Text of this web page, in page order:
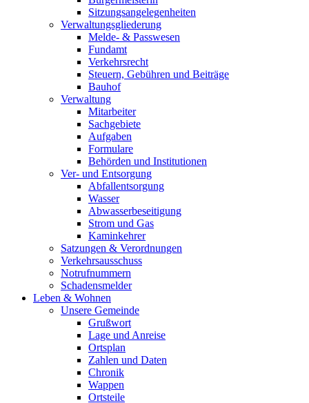
Sitzungsangelegenheiten
Verwaltungsgliederung
Melde- & Passwesen
Fundamt
Verkehrsrecht
Steuern, Gebühren und Beiträge
Bauhof
Verwaltung
Mitarbeiter
Sachgebiete
Aufgaben
Formulare
Behörden und Institutionen
Ver- und Entsorgung
Abfallentsorgung
Wasser
Abwasserbeseitigung
Strom und Gas
Kaminkehrer
Satzungen & Verordnungen
Verkehrsausschuss
Notrufnummern
Schadensmelder
Leben & Wohnen
Unsere Gemeinde
Grußwort
Lage und Anreise
Ortsplan
Zahlen und Daten
Chronik
Wappen
Ortsteile